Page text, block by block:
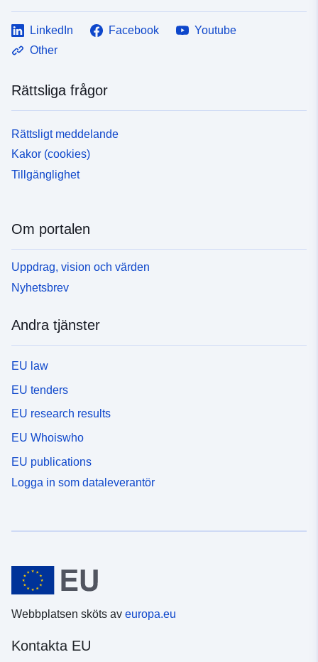
LinkedIn Facebook
Youtube
Other
Rättsliga frågor
Rättsligt meddelande
Kakor (cookies)
Tillgänglighet
Om portalen
Uppdrag, vision och värden
Nyhetsbrev
Andra tjänster
EU law
EU tenders
EU research results
EU Whoiswho
EU publications
Logga in som dataleverantör
Webbplatsen sköts av europa.eu
Kontakta EU